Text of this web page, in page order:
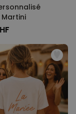
Martini